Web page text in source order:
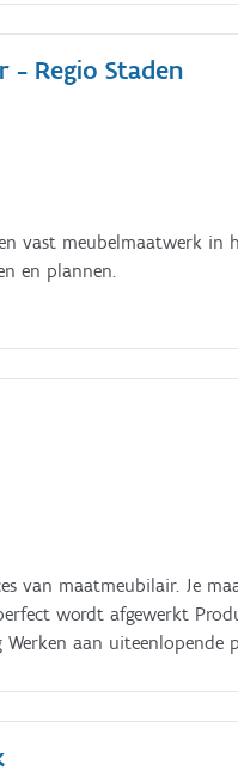
afbreken van exclusieve
Zorgen voor
- Regio Staden
vast meubelmaatwerk in
en plannen.
van maatmeubilair. Je
wordt afgewerkt
aan uiteenlopende
en
afwerking en precisie